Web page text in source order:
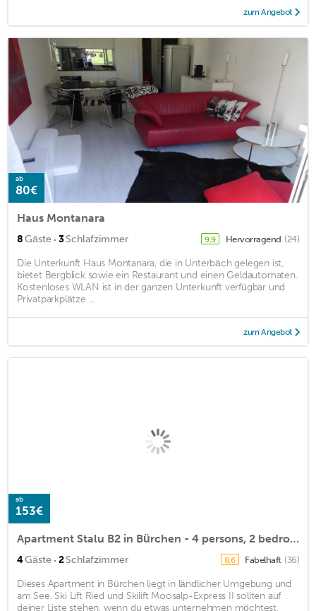
zum Angebot
ab
80€
Haus Montanara
8Gäste · 3Schlafzimmer 9,9 Hervorragend (24)
Die Unterkunft Haus Montanara, die in Unterbäch gelegen ist,
bietet Bergblick sowie ein Restaurant und einen Geldautomaten.
Kostenloses WLAN ist in der ganzen Unterkunft verfügbar und
Privatparkplätze ...
zum Angebot
ab
153€
Apartment Stalu B2 in Bürchen - 4 persons, 2 bedrooms
4Gäste · 2Schlafzimmer 8,6 Fabelhaft (36)
Dieses Apartment in Bürchen liegt in ländlicher Umgebung und
am See. Ski Lift Ried und Skilift Moosalp-Express II sollten auf
deiner Liste stehen, wenn du etwas unternehmen möchtest.